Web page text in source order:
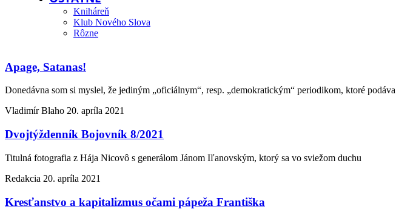
Kniháreň
Klub Nového Slova
Rôzne
Apage, Satanas!
Donedávna som si myslel, že jediným „oficiálnym“, resp. „demokratickým“ periodikom, ktoré podáva
Vladimír Blaho 20. apríla 2021
Dvojtýždenník Bojovník 8/2021
Titulná fotografia z Hája Nicovô s generálom Jánom Iľanovským, ktorý sa vo sviežom duchu
Redakcia 20. apríla 2021
Kresťanstvo a kapitalizmus očami pápeža Františka